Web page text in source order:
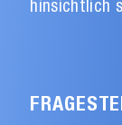
hinsichtlich